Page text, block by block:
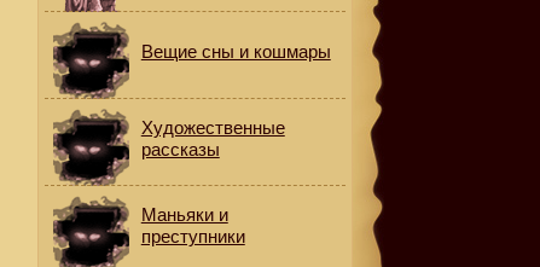
Вещие сны и кошмары
Художественные
рассказы
Маньяки и
преступники